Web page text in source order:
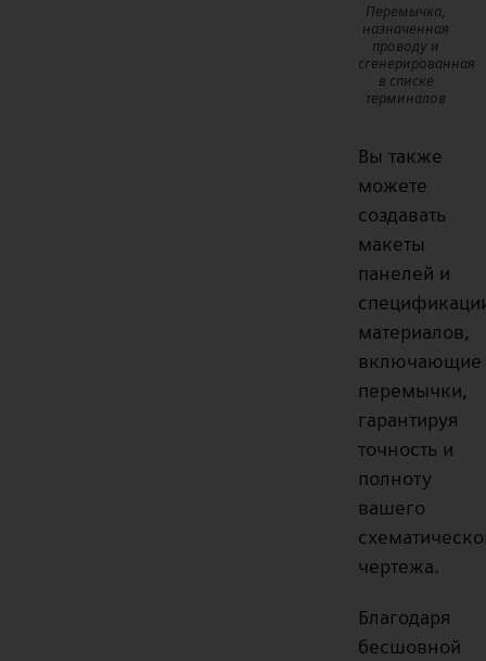
Перемычка,
назначенная
проводу и
сгенерированная
в списке
терминалов
Вы также
можете
создавать
макеты
панелей и
материалов,
включающие
перемычки,
гарантируя
точность и
полноту
вашего
чертежа.
Благодаря
бесшовной